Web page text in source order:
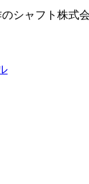
シャフト株式